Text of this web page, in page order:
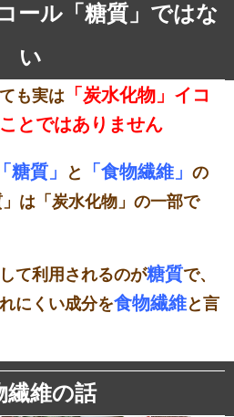
ール「糖質」ではな
い
も実は 「炭水化物」イコ
とではありません
「糖質」 と 「食物繊維」 の
は「炭水化物」の一部で
て利用されるのが糖質で、
にくい成分を食物繊維と言
繊維の話